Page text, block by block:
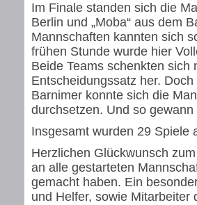
Im Finale standen sich die
Berlin und „Moba“ aus dem
Mannschaften kannten sich
frühen Stunde wurde hier
Beide Teams schenkten sich
Entscheidungssatz her.
Barnimer konnte sich die
durchsetzen. Und so gewann
Insgesamt wurden 29 Spiele
Herzlichen Glückwunsch
an alle gestarteten
gemacht haben. Ein
und Helfer, sowie Mitarbeiter